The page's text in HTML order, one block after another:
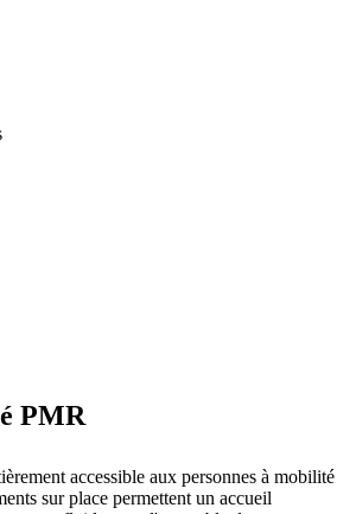
PMR
accessible aux personnes à mobilité
sur place permettent un accueil